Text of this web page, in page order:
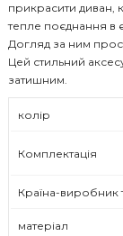
колір
Комплектація
Країна-виробник
матеріал
прикрасити диван,
тепле поєднання в
Догляд за ним
Цей стильний
затишним.